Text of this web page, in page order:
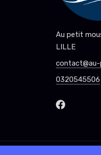
Au petit
LILLE
0320545506